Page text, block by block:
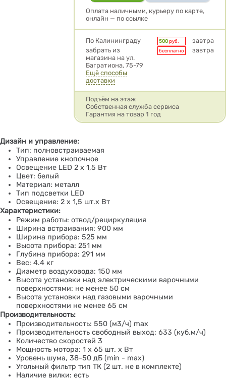
Оплата наличными, курьеру по карте,
онлайн — по ссылке
Условия доставки
По Калининграду 500руб.
завтра
забрать из
магазина на ул.
Багратиона, 75-79
бесплатно завтра
Ещё способы
доставки
Подъём на этаж
Собственная служба сервиса
Гарантия на товар 1 год
Дизайн и управление:
Тип: полновстраиваемая
Управление кнопочное
Освещение LED 2 x 1,5 Вт
Цвет: белый
Материал: металл
Тип подсветки LED
Освещение: 2 х 1,5 шт.х Вт
Характеристики:
Режим работы: отвод/рециркуляция
Ширина встраивания: 900 мм
Ширина прибора: 525 мм
Высота прибора: 251 мм
Глубина прибора: 291 мм
Вес: 4.4 кг
Диаметр воздуховода: 150 мм
Высота установки над электрическими варочными
поверхностями: не менее 50 см
Высота установки над газовыми варочными
поверхностями не менее 65 см
Производительность:
Производительность: 550 (м3/ч) max
Производительность свободный выход: 633 (куб.м/ч)
Количество скоростей 3
Мощность мотора: 1 х 65 шт. х Вт
Уровень шума, 38-50 дБ (min - max)
Угольный фильтр тип ТК (2 шт. не в комплекте)
Наличие вилки: есть